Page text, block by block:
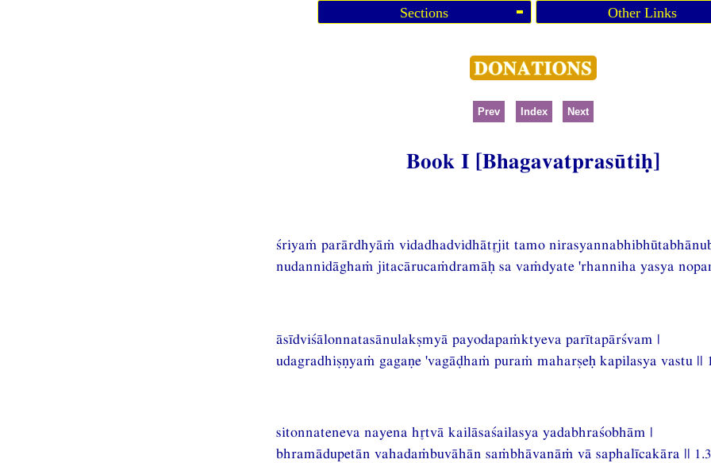
Sections Other Links
Prev Index Next
Book I [Bhagavatprasūtiḥ]
śriyaṁ parārdhyāṁ vidadhadvidhātjit tamo
nudannidāghaṁ jitacārucaṁdramāḥ sa vaṁdyate 'rhanniha yasya
āsīdviśālonnatasānulakṣmyā payodapaṁktyeva parītapārśvam |
udagradhiṣṇyaṁ gagaṇe 'vagāḍhaṁ puraṁ maharṣeḥ kapilasya vastu ||
sitonnateneva nayena htvā kailāsaśailasya yadabhraśobhām |
bhramādupetān vahadaṁbuvāhān saṁbhāvanāṁ vā saphalīcakāra ||